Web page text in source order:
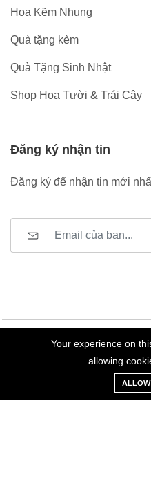
Hoa Kẽm Nhung
Quà tặng kèm
Quà Tặng Sinh Nhật
Shop Hoa Tười & Trái Cây
Đăng ký nhận tin
Đăng ký để nhận tin mới
©2023 Hoa Nelly
0
Xe
đẩy
Your experience on
allowing